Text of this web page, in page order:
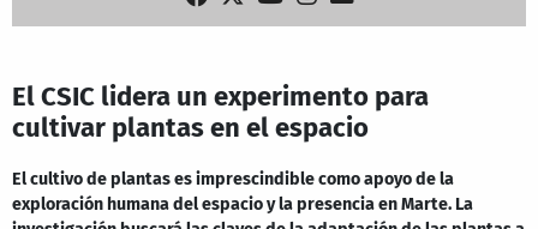
El CSIC lidera un experimento para
cultivar plantas en el espacio
El cultivo de plantas es imprescindible como apoyo de la
exploración humana del espacio y la presencia en Marte. La